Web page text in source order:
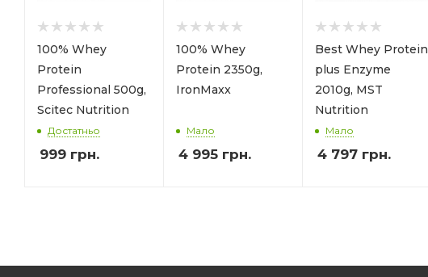
100% Whey
Protein
Professional 500g,
Scitec Nutrition
Достатньо
999 грн.
100% Whey
Protein 2350g,
IronMaxx
Мало
4 995 грн.
Best Whey Protein
plus Enzyme
2010g, MST
Nutrition
Мало
4 797 грн.